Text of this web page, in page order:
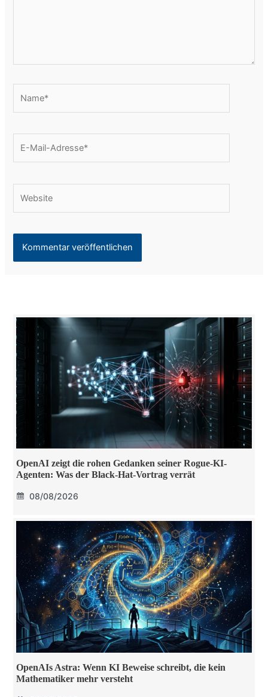
OpenAI zeigt die rohen Gedanken seiner Rogue-KI-
Agenten: Was der Black-Hat-Vortrag verrät
08/08/2026
OpenAIs Astra: Wenn KI Beweise schreibt, die kein
Mathematiker mehr versteht